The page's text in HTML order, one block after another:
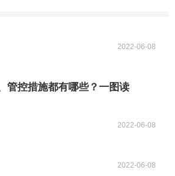
2022-06-08
管控措施都有哪些？一图读
2022-06-08
2022-06-08